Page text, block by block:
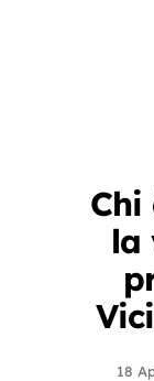
Chi
la
18